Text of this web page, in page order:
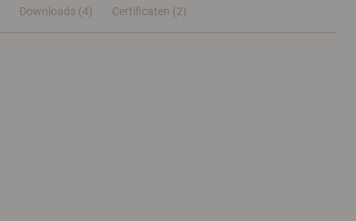
Downloads (4) Certificaten (2)